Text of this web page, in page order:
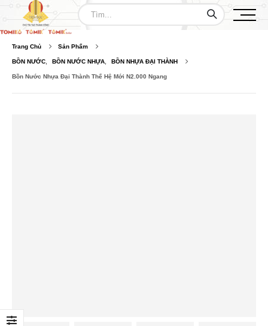
Trang Chủ Sản Phẩm
BỒN NƯỚC BỒN NƯỚC NHỰA BỒN NHỰA ĐẠI THÀNH
Bồn Nước Nhựa Đại Thành Thế Hệ Mới N2.000 Ngang